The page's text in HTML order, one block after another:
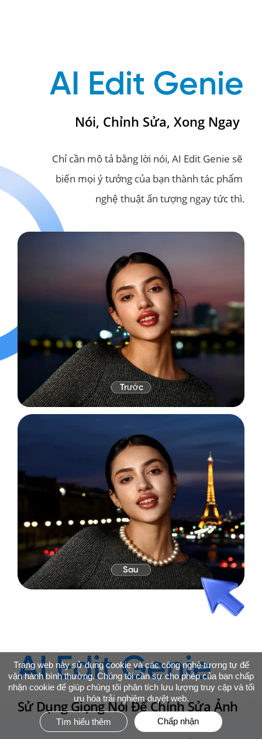
AI Edit Genie
Chỉ cần mô tả bằng lời nói, AI Edit Genie sẽ
biến mọi ý tưởng của bạn thành tác phẩm
nghệ thuật ấn tượng ngay tức thì.
Nói, Chỉnh Sửa, Xong Ngay
Trước
Sau
Sử Dụng Giọng Nói Để Chỉnh Sửa Ảnh
AI Edit Genie
Sử Dụng Giọng Nói Để Chỉnh Sửa Ảnh
AI Edit Genie
AI Edit Genie
AI Edit Genie
Trang web này sử dụng cookie và các công nghệ tương tự để
vận hành bình thường. Chúng tôi cần sự cho phép của bạn chấp
nhận cookie để giúp chúng tôi phân tích lưu lượng truy cập và tối
ưu hóa trải nghiệm duyệt web.
Tìm hiểu thêm Chấp nhận